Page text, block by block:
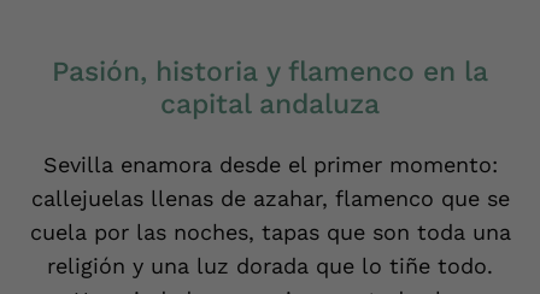
Pasión, historia y flamenco en la
capital andaluza
Sevilla enamora desde el primer momento:
callejuelas llenas de azahar, flamenco que se
cuela por las noches, tapas que son toda una
religión y una luz dorada que lo tiñe todo.